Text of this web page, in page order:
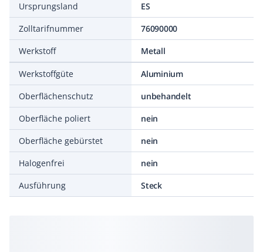
Ursprungsland
ES
Zolltarifnummer
76090000
Werkstoff
Metall
Werkstoffgüte
Aluminium
Oberflächenschutz
unbehandelt
Oberfläche poliert
nein
Oberfläche gebürstet
nein
Halogenfrei
nein
Ausführung
Steck